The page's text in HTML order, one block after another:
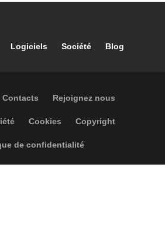
Logiciels Société Blog
navigation
Contacts Rejoignez nous
Cookies Copyright
de confidentialité